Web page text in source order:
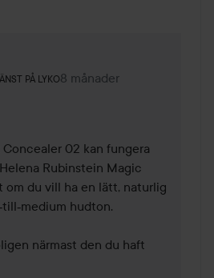
PÅ LYKO
roll: Kundtjänst på Lyko.
8 månader
Kommentaren lades 8
02 kan fungera
Rubinstein Magic
om du vill ha en lätt, naturlig
hudton.
närmast den du haft